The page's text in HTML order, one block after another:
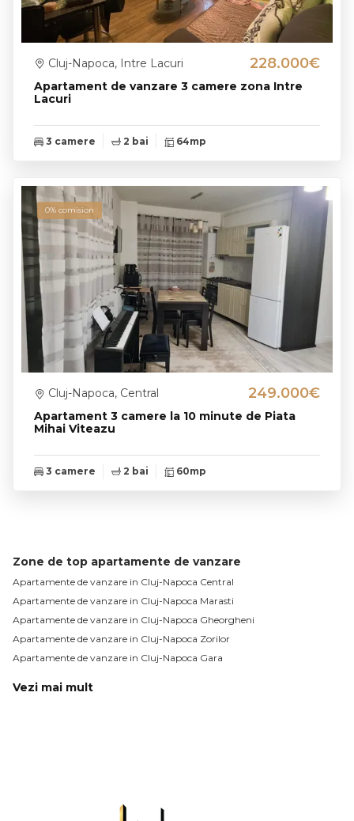
Apartament de vanzare 3 camere zona Intre
Lacuri
Cluj-Napoca, Intre Lacuri 228.000€
3 camere 2 bai 64mp
0% comision
Apartament 3 camere la 10 minute de Piata
Mihai Viteazu
Cluj-Napoca, Central 249.000€
3 camere 2 bai 60mp
Zone de top apartamente de vanzare
Apartamente de vanzare in Cluj-Napoca Central
Apartamente de vanzare in Cluj-Napoca Marasti
Apartamente de vanzare in Cluj-Napoca Gheorgheni
Apartamente de vanzare in Cluj-Napoca Zorilor
Apartamente de vanzare in Cluj-Napoca Gara
Apartamente de vanzare in Cluj-Napoca Calea Turzii
Vezi mai mult